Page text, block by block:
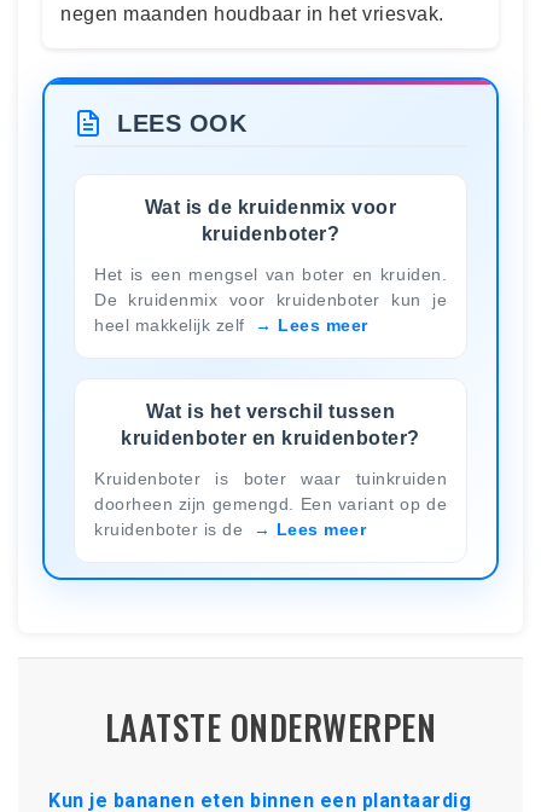
negen maanden houdbaar in het vriesvak.
LEES OOK
Wat is de kruidenmix voor
kruidenboter?
Het is een mengsel van boter en kruiden.
De kruidenmix voor kruidenboter kun je
heel makkelijk zelf
Lees meer
Wat is het verschil tussen
kruidenboter en kruidenboter?
Kruidenboter is boter waar tuinkruiden
doorheen zijn gemengd. Een variant op de
kruidenboter is de
Lees meer
LAATSTE ONDERWERPEN
Kun je bananen eten binnen een plantaardig